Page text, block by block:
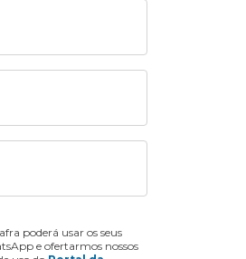
poderá usar os seus
e ofertarmos nossos